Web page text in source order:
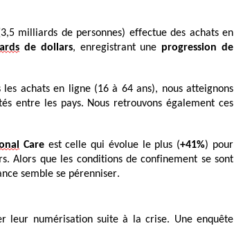
milliards de personnes) effectue des achats en
de dollars, enregistrant une progression de
les achats en ligne (16 à 64 ans), nous atteignons
entre les pays. Nous retrouvons également ces
Careest celle qui évolue le plus (+41%) pour
Alors que les conditions de confinement se sont
semble se pérenniser.
leur numérisation suite à la crise. Une enquête